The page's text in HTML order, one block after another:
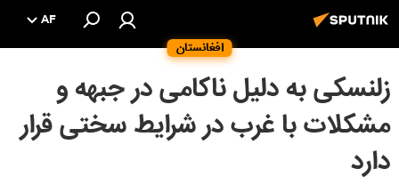
افغانستان
AF
زلنسکی به دلیل ناکامی در جبهه و
مشکلات با غرب در شرایط سختی قرار
دارد